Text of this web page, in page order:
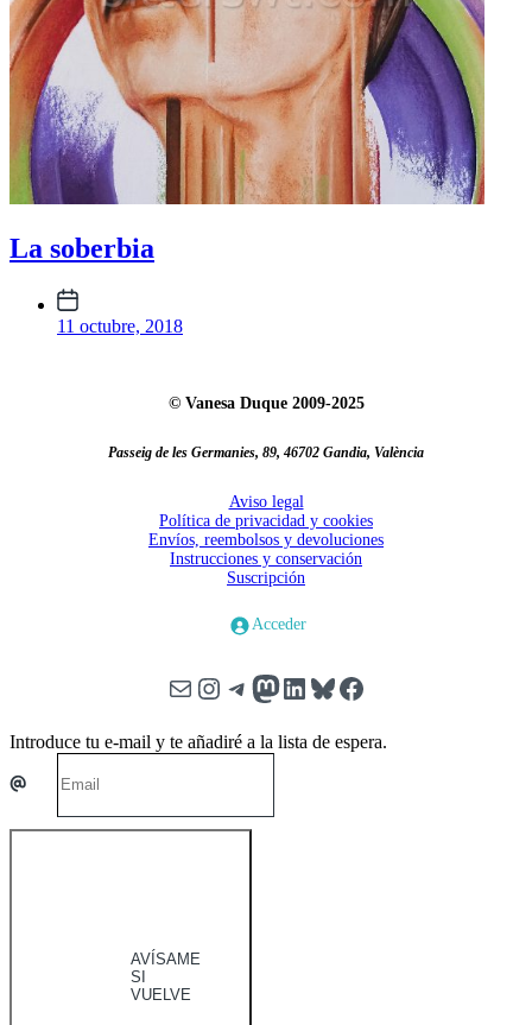
La soberbia
Fecha
publicación
11 octubre, 2018
© Vanesa Duque 2009-2025
Passeig de les Germanies, 89, 46702 Gandia, València
Aviso legal
Política de privacidad y cookies
Envíos, reembolsos y devoluciones
Instrucciones y conservación
Suscripción
Acceder
Correo electrónico
Instagram
Telegram
Mastodon
LinkedIn
Bluesky
Facebook
Introduce tu e-mail y te añadiré a la lista de espera.
AVÍSAME
SI
VUELVE